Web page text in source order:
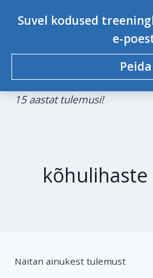
Personaaltreener
Johannes Konsap
Treeningkavad,
koolitused.
15 aastat tulemusi!
Näitan ainukest tulemust
Suvel kodused
e-
Peida